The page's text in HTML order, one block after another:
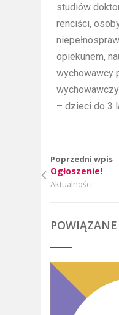
studiów
renciści,
opiekunem,
wychowawcy
– dzieci do 3
Poprzedni wpis
Ogłoszenie!
Aktualności